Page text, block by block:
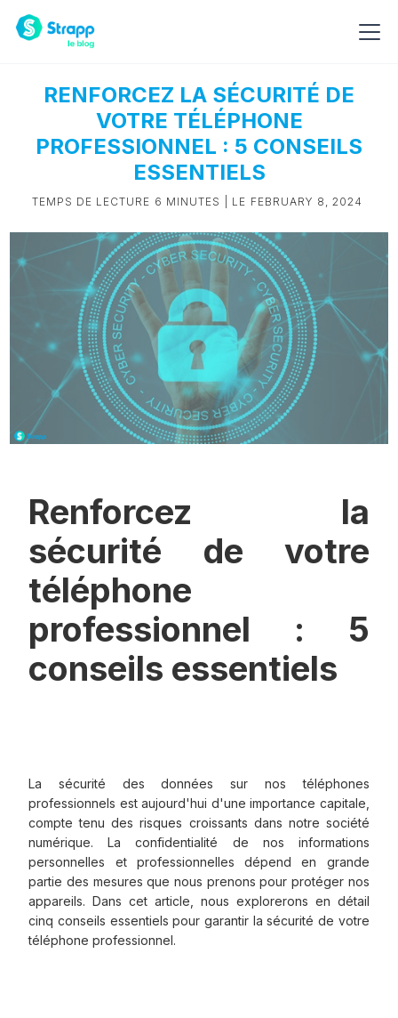
RENFORCEZ LA SÉCURITÉ DE
VOTRE TÉLÉPHONE
PROFESSIONNEL : 5 CONSEILS
ESSENTIELS
TEMPS DE LECTURE 6 MINUTES | LE FEBRUARY 8, 2024
Renforcez la
sécurité de votre
téléphone
professionnel : 5
conseils essentiels
La sécurité des données sur nos téléphones
professionnels est aujourd'hui d'une importance capitale,
compte tenu des risques croissants dans notre société
numérique. La confidentialité de nos informations
personnelles et professionnelles dépend en grande
partie des mesures que nous prenons pour protéger nos
appareils. Dans cet article, nous explorerons en détail
cinq conseils essentiels pour garantir la sécurité de votre
téléphone professionnel.